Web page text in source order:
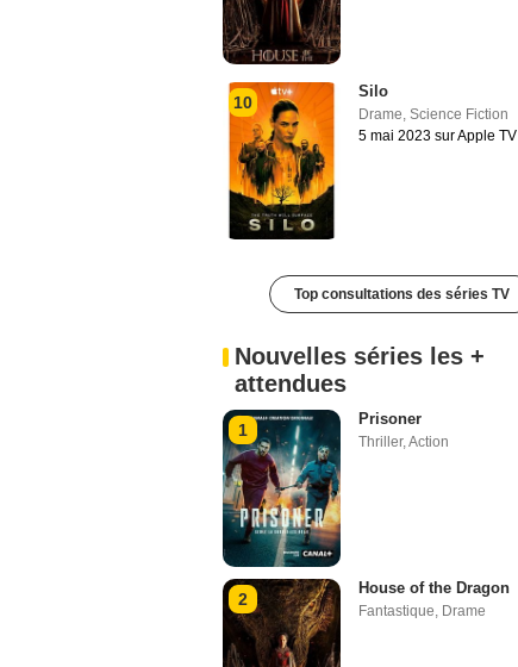
10
Silo
Drame, Science Fiction
5 mai 2023 sur Apple TV
Top consultations des séries TV
Nouvelles séries les +
attendues
1
Prisoner
Thriller,Action
2
House of the Dragon
Fantastique, Drame